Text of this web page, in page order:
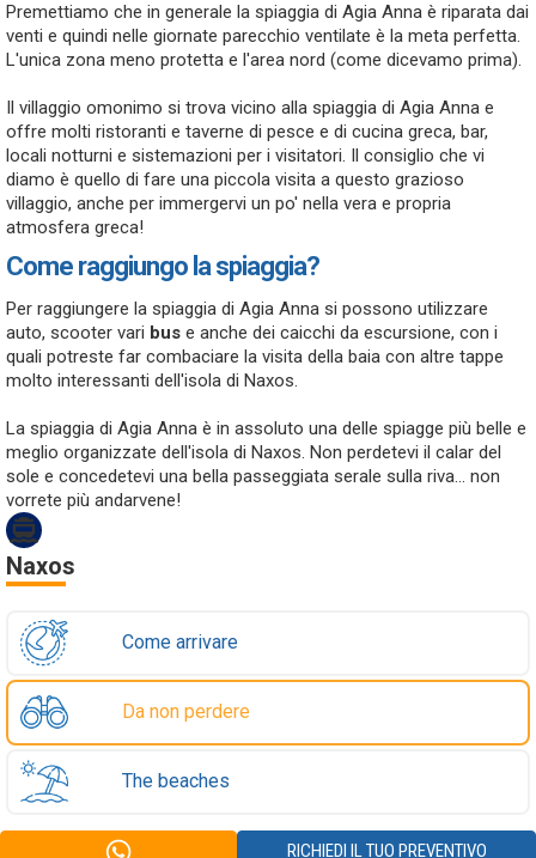
Premettiamo che in generale la spiaggia di Agia Anna è riparata dai
venti e quindi nelle giornate parecchio ventilate è la meta perfetta.
L'unica zona meno protetta e l'area nord (come dicevamo prima).
Il villaggio omonimo si trova vicino alla spiaggia di Agia Anna e
offre molti ristoranti e taverne di pesce e di cucina greca, bar,
locali notturni e sistemazioni per i visitatori. Il consiglio che vi
diamo è quello di fare una piccola visita a questo grazioso
villaggio, anche per immergervi un po' nella vera e propria
atmosfera greca!
Come raggiungo la spiaggia?
Per raggiungere la spiaggia di Agia Anna si possono utilizzare
auto, scooter vari bus e anche dei caicchi da escursione, con i
quali potreste far combaciare la visita della baia con altre tappe
molto interessanti dell'isola di Naxos.
La spiaggia di Agia Anna è in assoluto una delle spiagge più belle e
meglio organizzate dell'isola di Naxos. Non perdetevi il calar del
sole e concedetevi una bella passeggiata serale sulla riva... non
vorrete più andarvene!
Naxos
Come arrivare
Da non perdere
The beaches
RICHIEDI IL TUO PREVENTIVO